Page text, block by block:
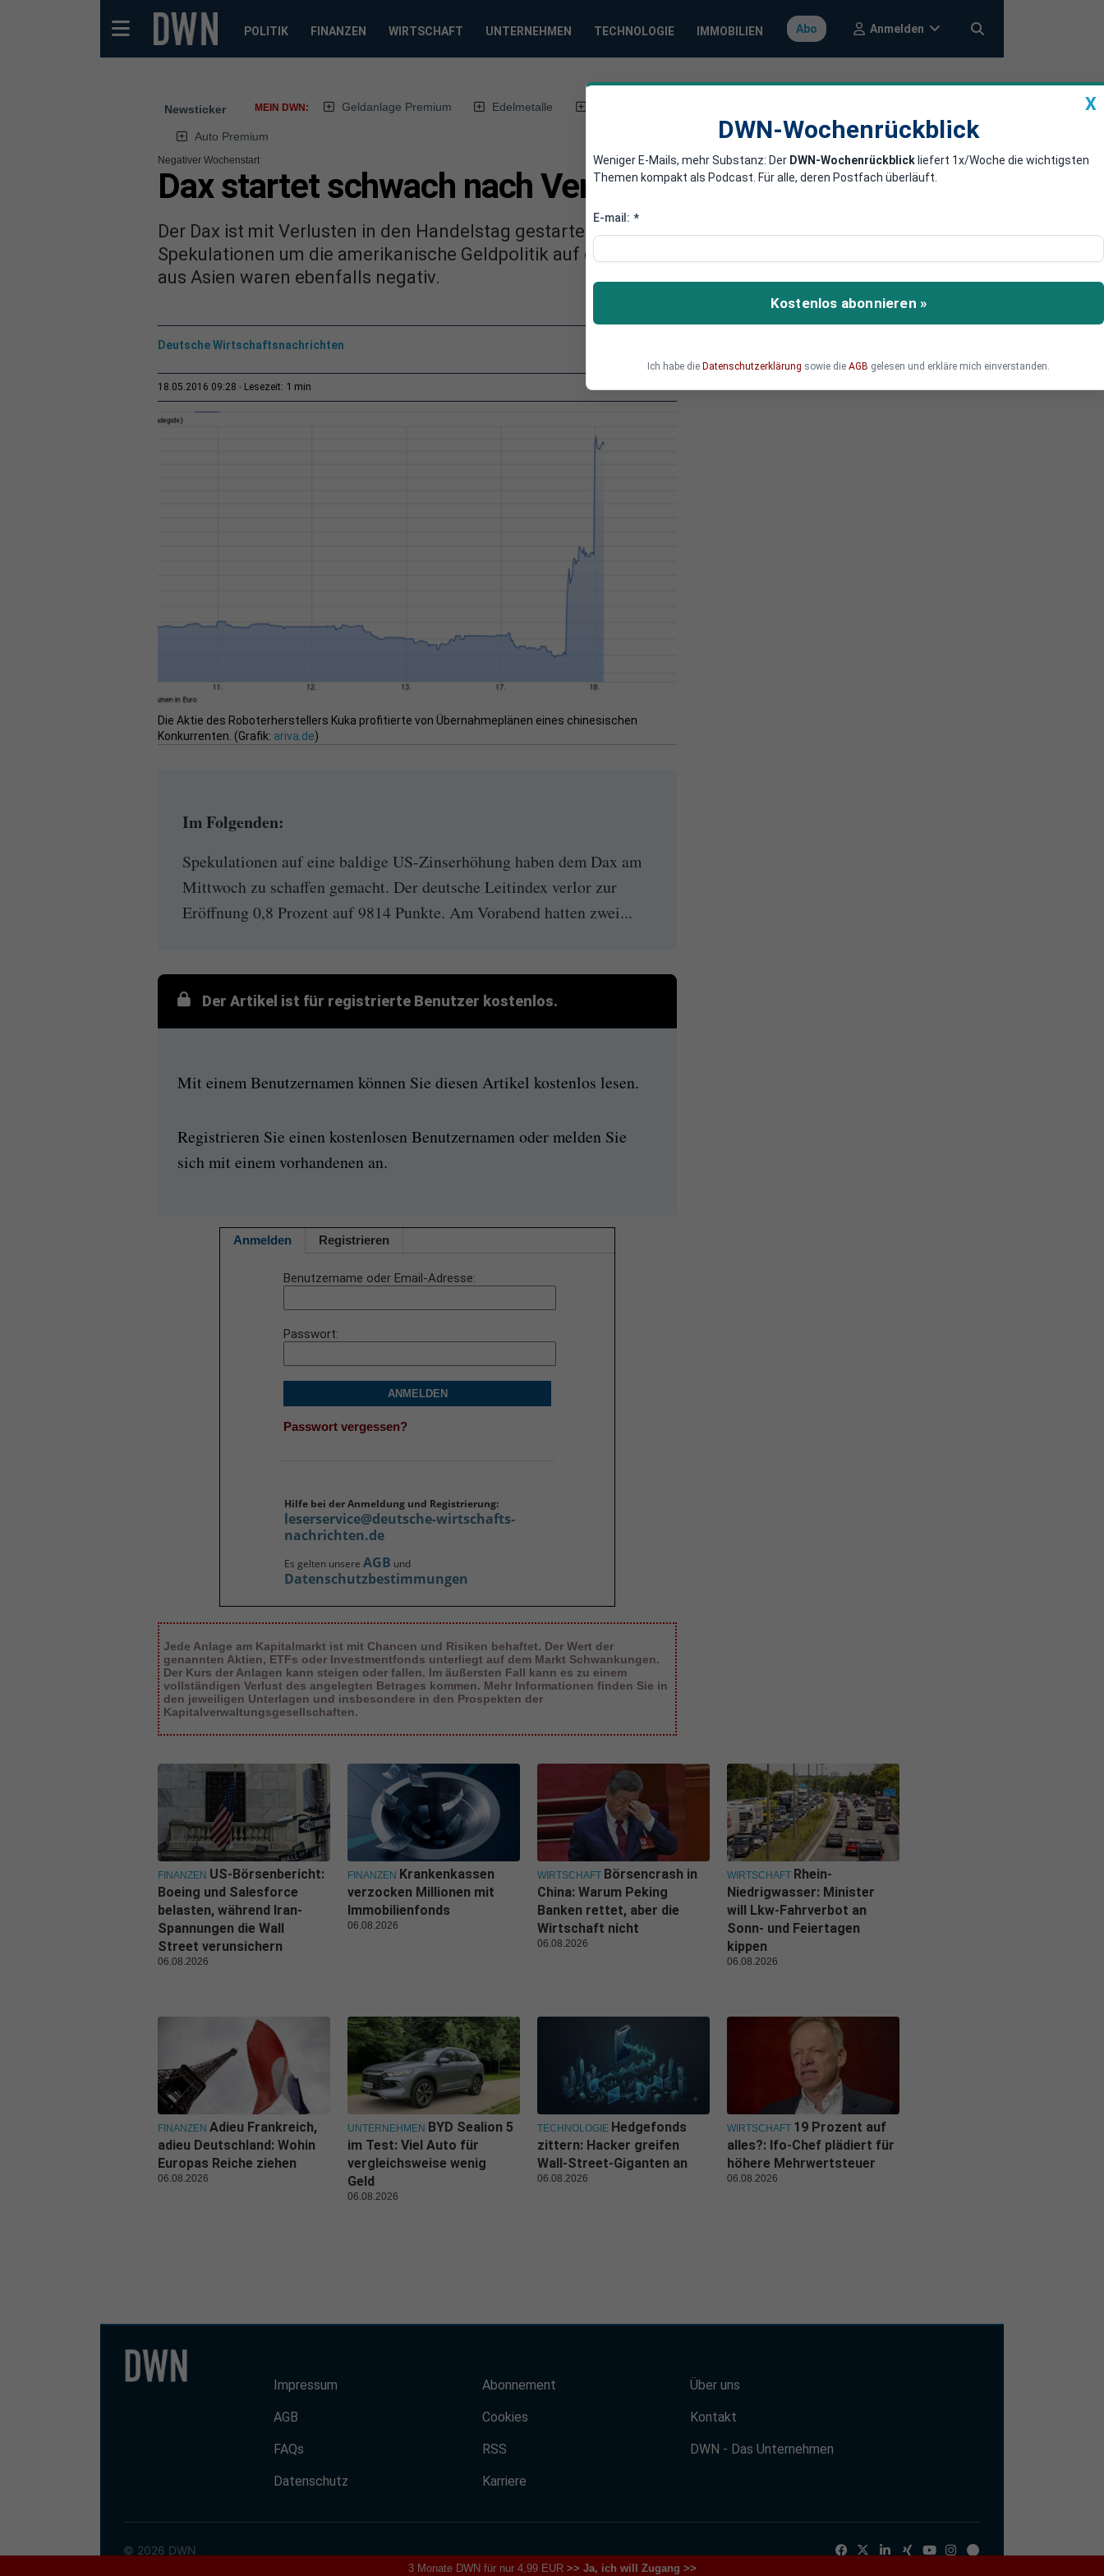
POLITIK FINANZEN WIRTSCHAFT UNTERNEHMEN TECHNOLOGIE IMMOBILIEN Abo Anmelden
Newsticker MEIN DWN: Geldanlage Premium Edelmetalle
Auto Premium
Negativer Wochenstart
Dax startet schwach nach Verlusten in Asien
Der Dax ist mit Verlusten in den Handelstag gestartet. Beobachtern zufolge drückten
Spekulationen um die amerikanische Geldpolitik auf die Stimmung der Händler. Die Vorgaben
aus Asien waren ebenfalls negativ.
Deutsche Wirtschaftsnachrichten
18.05.2016 09:28 Lesezeit: 1 min
Die Aktie des Roboterherstellers Kuka profitierte von Übernahmeplänen eines chinesischen
Konkurrenten. (Grafik: ariva.de)
Im Folgenden:
Spekulationen auf eine baldige US-Zinserhöhung haben dem Dax am
Mittwoch zu schaffen gemacht. Der deutsche Leitindex verlor zur
Eröffnung 0,8 Prozent auf 9814 Punkte. Am Vorabend hatten zwei...
Der Artikel ist für registrierte Benutzer kostenlos.
Mit einem Benutzernamen können Sie diesen Artikel kostenlos lesen.
Registrieren Sie einen kostenlosen Benutzernamen oder melden Sie
sich mit einem vorhandenen an.
Anmelden Registrieren
Benutzername oder Email-Adresse
Passwort
ANMELDEN
Passwort vergessen?
Hilfe bei der Anmeldung und Registrierung:
leserservice@deutsche-wirtschafts-
nachrichten.de
Es gelten unsere AGB und
Datenschutzbestimmungen
Jede Anlage am Kapitalmarkt ist mit Chancen und Risiken behaftet. Der Wert der
genannten Aktien, ETFs oder Investmentfonds unterliegt auf dem Markt Schwankungen.
Der Kurs der Anlagen kann steigen oder fallen. Im äußersten Fall kann es zu einem
vollständigen Verlust des angelegten Betrages kommen. Mehr Informationen finden Sie in
den jeweiligen Unterlagen und insbesondere in den Prospekten der
Kapitalverwaltungsgesellschaften.
X
DWN-Wochenrückblick
Weniger E-Mails, mehr Substanz: Der DWN-Wochenrückblick liefert 1x/Woche die wichtigsten
Themen kompakt als Podcast. Für alle, deren Postfach überläuft.
E-mail: *
Kostenlos abonnieren »
Ich habe die Datenschutzerklärung sowie die AGB gelesen und erkläre mich einverstanden.
FINANZEN US-Börsenbericht:
Boeing und Salesforce
belasten, während Iran-
Spannungen die Wall
Street verunsichern
06.08.2026
FINANZEN Krankenkassen
verzocken Millionen mit
Immobilienfonds
06.08.2026
WIRTSCHAFT Börsencrash in
China: Warum Peking
Banken rettet, aber die
Wirtschaft nicht
06.08.2026
WIRTSCHAFT Rhein-
Niedrigwasser: Minister
will Lkw-Fahrverbot an
Sonn- und Feiertagen
kippen
06.08.2026
FINANZEN Adieu Frankreich,
adieu Deutschland: Wohin
Europas Reiche ziehen
06.08.2026
UNTERNEHMEN BYD Sealion 5
im Test: Viel Auto für
vergleichsweise wenig
Geld
06.08.2026
TECHNOLOGIE Hedgefonds
zittern: Hacker greifen
Wall-Street-Giganten an
06.08.2026
WIRTSCHAFT 19 Prozent auf
alles?: Ifo-Chef plädiert für
höhere Mehrwertsteuer
06.08.2026
Impressum
AGB
FAQs
Datenschutz
Abonnement
Cookies
RSS
Karriere
Über uns
Kontakt
DWN - Das Unternehmen
© 2026 DWN
3 Monate DWN für nur 4,99 EUR>> Ja, ich will Zugang >>